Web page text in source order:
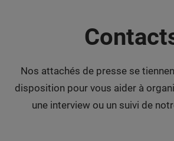
Nos attachés de presse se
disposition pour vous aider à
une interview ou un suivi de